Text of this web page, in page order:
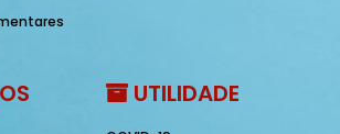
UTILIDADE